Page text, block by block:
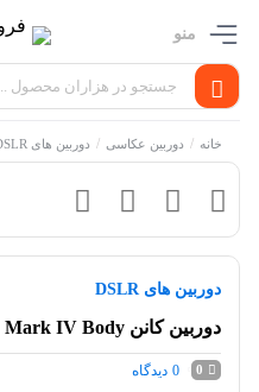
منو
خانه / دوربین عکاسی / دوربین های DSLR
دوربین های DSLR
دوربین کانن Canon EOS 5D Mark IV Body
0
0 دیدگاه